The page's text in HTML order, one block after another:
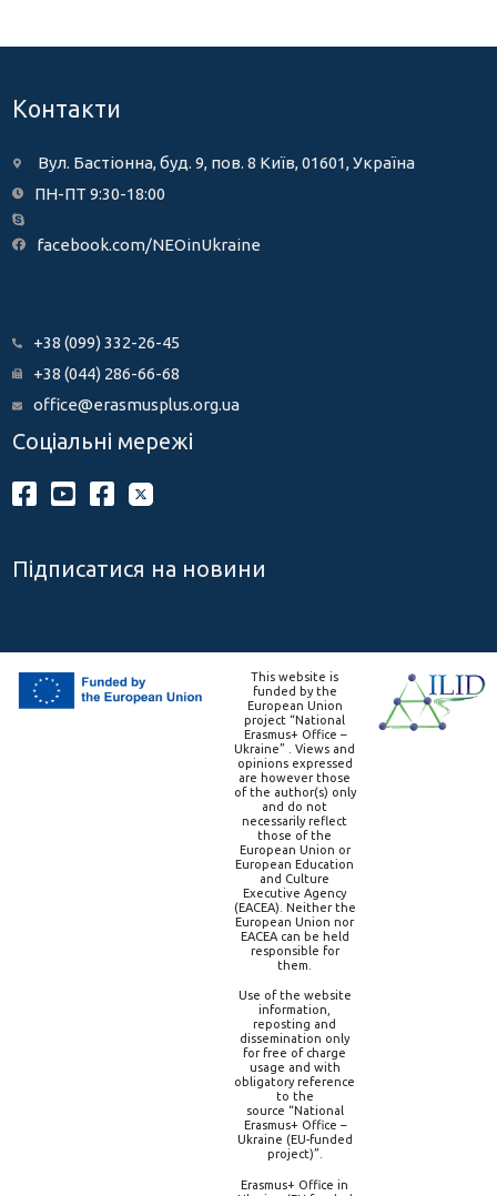
Контакти
Вул. Бастіонна, буд. 9, пов. 8 Київ, 01601, Україна
ПН-ПТ 9:30-18:00
facebook.com/NEOinUkraine
+38 (099) 332-26-45
+38 (044) 286-66-68
office@erasmusplus.org.ua
Соціальні мережі
Підписатися на новини
This website is
funded by the
European Union
project “National
Erasmus+ Office –
Ukraine” . Views and
opinions expressed
are however those
of the author(s) only
and do not
necessarily reflect
those of the
European Union or
European Education
and Culture
Executive Agency
(EACEA). Neither the
European Union nor
EACEA can be held
responsible for
them.
Use of the website
information,
reposting and
dissemination only
for free of charge
usage and with
obligatory reference
to the
source “National
Erasmus+ Office –
Ukraine (EU-funded
project)”.
Erasmus+ Office in